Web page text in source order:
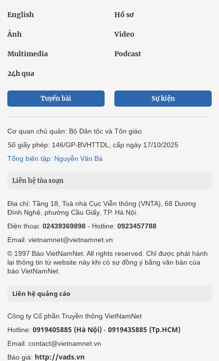
English Hồ sơ
Ảnh Video
Multimedia Podcast
24h qua
Tuyến bài Sự kiện
Cơ quan chủ quản: Bộ Dân tộc và Tôn giáo
Số giấy phép: 146/GP-BVHTTDL, cấp ngày 17/10/2025
Tổng biên tập: Nguyễn Văn Bá
Liên hệ tòa soạn
Địa chỉ: Tầng 18, Toà nhà Cục Viễn thông (VNTA), 68 Dương
Đình Nghệ, phường Cầu Giấy, TP. Hà Nội.
Điện thoại: 02439369898 - Hotline: 0923457788
Email: vietnamnet@vietnamnet.vn
© 1997 Báo VietNamNet. All rights reserved. Chỉ được phát hành
lại thông tin từ website này khi có sự đồng ý bằng văn bản của
báo VietNamNet.
Liên hệ quảng cáo
Công ty Cổ phần Truyền thông VietNamNet
Hotline: 0919405885 (Hà Nội) - 0919435885 (Tp.HCM)
Email: contact@vietnamnet.vn
Báo giá: http://vads.vn